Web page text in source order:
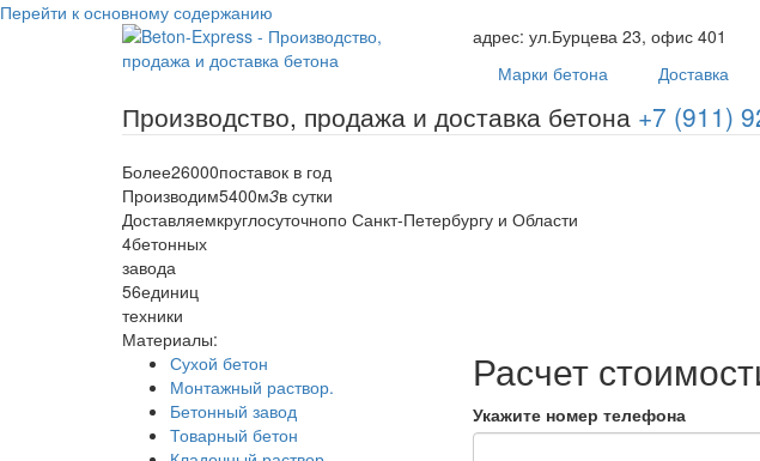
Перейти к основному содержанию
адрес: ул.Бурцева 23, офис 401
Марки бетона
Доставка
Производство, продажа и доставка бетона +7 (911)
Более26000поставок в год
Производим5400м3в сутки
Доставляемкруглосуточнопо Санкт-Петербургу и Области
4бетонных
завода
56единиц
техники
Материалы:
Сухой бетон
Монтажный раствор.
Бетонный завод
Товарный бетон
Расчет
Укажите номер телефона